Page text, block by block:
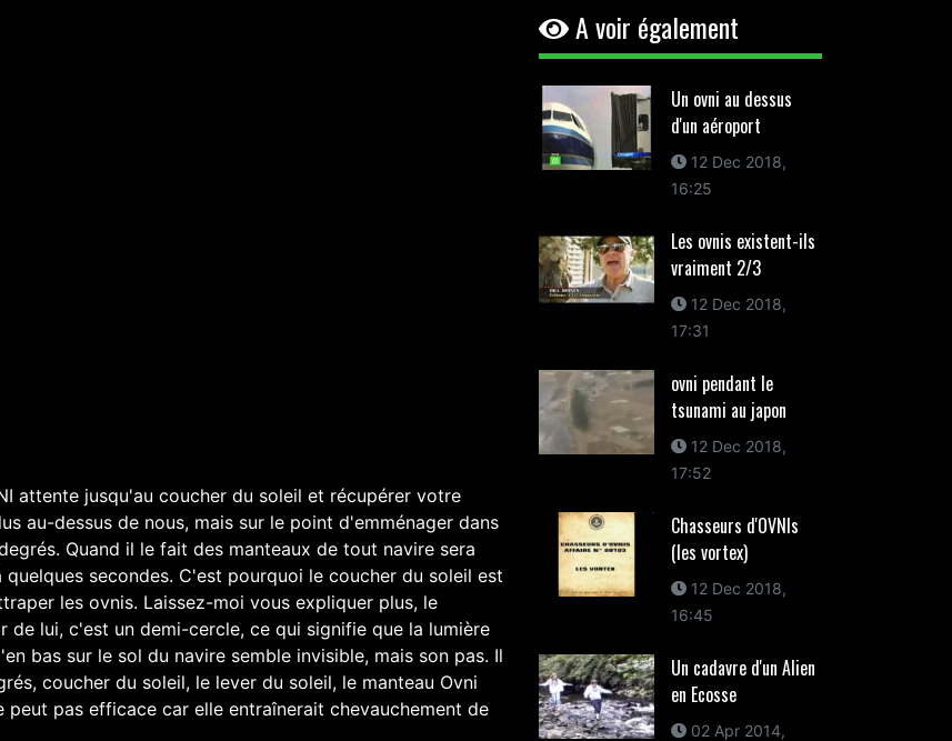
attente jusqu'au coucher du soleil et récupérer votre
au-dessus de nous, mais sur le point d'emménager dans
Quand il le fait des manteaux de tout navire sera
secondes. C'est pourquoi le coucher du soleil est
les ovnis. Laissez-moi vous expliquer plus, le
de lui, c'est un demi-cercle, ce qui signifie que la lumière
bas sur le sol du navire semble invisible, mais son pas. Il
coucher du soleil, le lever du soleil, le manteau Ovni
pas efficace car elle entraînerait chevauchement de
A voir également
Un ovni au dessus
d'un aéroport
12 Dec 2018,
16:25
Les ovnis existent-ils
vraiment 2/3
12 Dec 2018,
17:31
ovni pendant le
tsunami au japon
12 Dec 2018,
17:52
Chasseurs d'OVNIs
(les vortex)
12 Dec 2018,
16:45
Un cadavre d'un Alien
en Ecosse
02 Apr 2014,